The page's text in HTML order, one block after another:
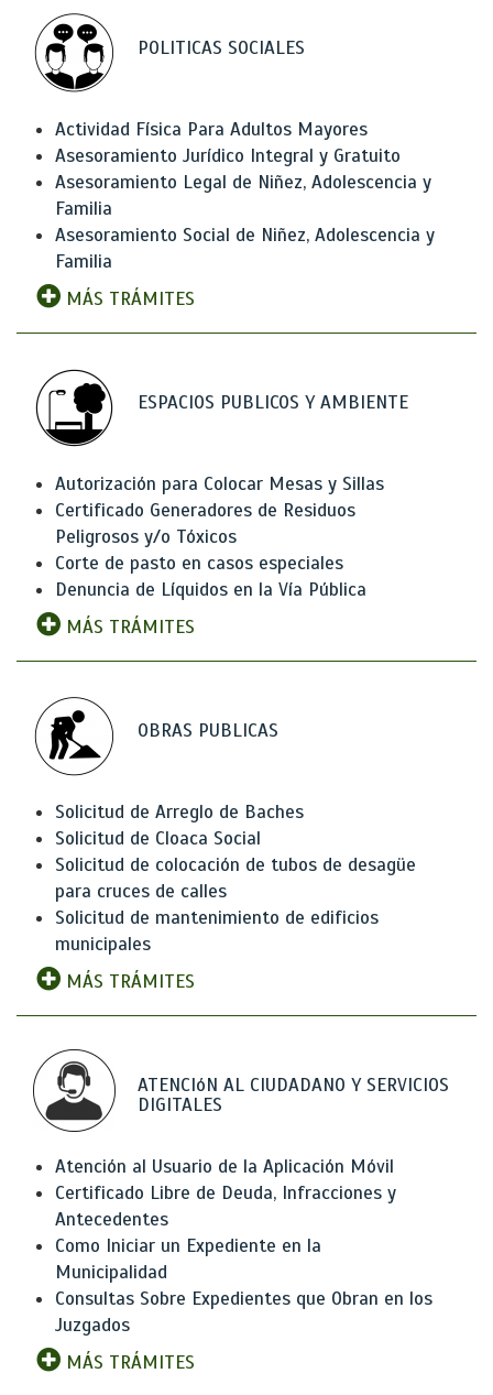
POLITICAS SOCIALES
Actividad Física Para Adultos Mayores
Asesoramiento Jurídico Integral y Gratuito
Asesoramiento Legal de Niñez, Adolescencia y
Familia
Asesoramiento Social de Niñez, Adolescencia y
Familia
MÁS TRÁMITES
ESPACIOS PUBLICOS Y AMBIENTE
Autorización para Colocar Mesas y Sillas
Certificado Generadores de Residuos
Peligrosos y/o Tóxicos
Corte de pasto en casos especiales
Denuncia de Líquidos en la Vía Pública
MÁS TRÁMITES
OBRAS PUBLICAS
Solicitud de Arreglo de Baches
Solicitud de Cloaca Social
Solicitud de colocación de tubos de desagüe
para cruces de calles
Solicitud de mantenimiento de edificios
municipales
MÁS TRÁMITES
ATENCIóN AL CIUDADANO Y SERVICIOS
DIGITALES
Atención al Usuario de la Aplicación Móvil
Certificado Libre de Deuda, Infracciones y
Antecedentes
Como Iniciar un Expediente en la
Municipalidad
Consultas Sobre Expedientes que Obran en los
Juzgados
MÁS TRÁMITES